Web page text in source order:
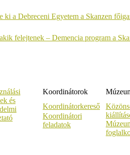
ki a Debreceni Egyetem a Skanzen
felejtenek – Demencia program a
és
Koordinátorok
Koordinátorkereső
Koordinátori
feladatok